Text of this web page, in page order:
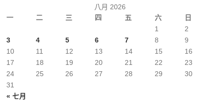
八月 2026
一
二 三 四 五 六 日
« 七月
1
2
3
4 5 6 7 8
9
10
11 12 13 14 15
16
17
18 19 20 21 22
23
24
25 26 27 28 29
30
31